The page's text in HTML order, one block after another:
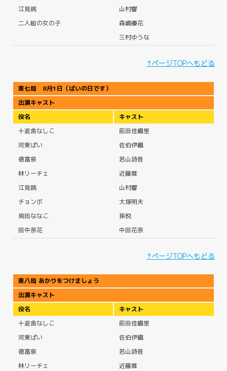
江見跳
山村響
二人組の女の子
森嶋優花
三村ゆうな
↑ページTOPへもどる
東七局 8月1日（ぱいの日です）
出演キャスト
役名
キャスト
十返舎なしこ
前田佳織里
河東ぱい
佐伯伊織
徳富泉
若山詩音
林リーチェ
近藤唯
江見跳
山村響
チョンボ
大塚明夫
局田ななこ
孫悦
田中奈花
中田花奈
↑ページTOPへもどる
東八局 あかりをつけましょう
出演キャスト
役名
キャスト
十返舎なしこ
前田佳織里
河東ぱい
佐伯伊織
徳富泉
若山詩音
林リーチェ
近藤唯